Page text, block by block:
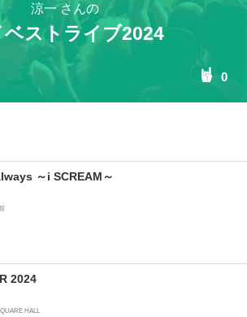
涼一 さんの
ベストライブ2024
0
～i SCREAM～
2024
HALL